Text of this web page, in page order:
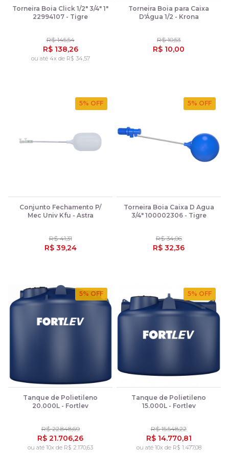
Torneira Boia Click 1/2" 3/4" 1"
22994107 - Tigre
R$ 145,54
R$ 138,26
ou até 4x de R$ 34,57
Torneira Boia para Caixa
D'Água 1/2 - Krona
R$ 10,53
R$ 10,00
5% OFF
Conjunto Fechamento P/
Mec Univ Kfu - Astra
R$ 41,31
R$ 39,24
5% OFF
Torneira Boia Caixa D Agua
3/4" 100002306 - Tigre
R$ 34,06
R$ 32,36
5% OFF
Tanque de Polietileno
20.000L - Fortlev
R$ 22.848,69
R$ 21.706,26
ou até 10x de R$ 2.170,63
5% OFF
Tanque de Polietileno
15.000L - Fortlev
R$ 15.548,22
R$ 14.770,81
ou até 10x de R$ 1.477,08